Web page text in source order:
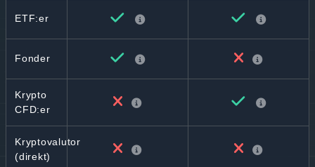
ETF:er
Fonder
Krypto
CFD:er
Kryptovalutor
(direkt)